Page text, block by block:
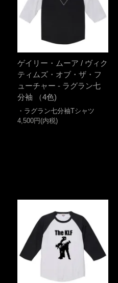
ゲイリー・ムーア / ヴィク
ティムズ・オブ・ザ・フ
ューチャー - ラグラン七
分袖 （4色)
・ラグラン七分袖Tシャツ
4,500円(内税)